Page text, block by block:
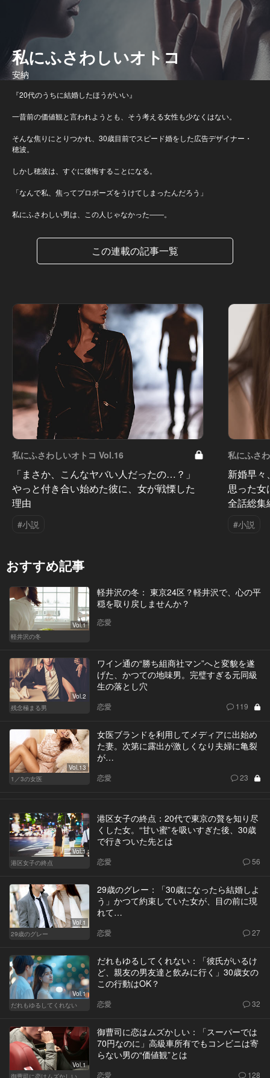
私にふさわしいオトコ
安納
『20代のうちに結婚したほうがいい』
一昔前の価値観と言われようとも、そう考える女性も少なくはない。
そんな焦りにとりつかれ、30歳目前でスピード婚をした広告デザイナー・
穂波。
しかし穂波は、すぐに後悔することになる。
「なんで私、焦ってプロポーズをうけてしまったんだろう」
私にふさわしい男は、この人じゃなかった――。
この連載の記事一覧
私にふさわしいオトコ Vol.16
「まさか、こんなヤバい人だったの…？」
やっと付き合い始めた彼に、女が戦慄した
理由
#小説
私にふさ
新婚早
思った
全話総集
#小説
おすすめ記事
Vol.1
軽井沢の冬
軽井沢の冬： 東京24区？軽井沢で、心の平
穏を取り戻しませんか？
恋愛
Vol.2
残念極まる男
ワイン通の“勝ち組商社マン”へと変貌を遂
げた、かつての地味男。完璧すぎる元同級
生の落とし穴
恋愛 119
Vol.13
1／3の女医
女医ブランドを利用してメディアに出始め
た妻。次第に露出が激しくなり夫婦に亀裂
が…
恋愛 23
Vol.1
港区女子の終点
港区女子の終点：20代で東京の贅を知り尽
くした女。“甘い蜜”を吸いすぎた後、30歳
で行きついた先とは
恋愛 56
Vol.1
29歳のグレー
29歳のグレー：「30歳になったら結婚しよ
う」かつて約束していた女が、目の前に現
れて…
恋愛 27
Vol.1
だれもゆるしてくれない
だれもゆるしてくれない：「彼氏がいるけ
ど、親友の男友達と飲みに行く」30歳女の
この行動はOK？
恋愛 32
Vol.1
御曹司に恋はムズかしい：「スーパーでは
70円なのに」高級車所有でもコンビニは寄
らない男の“価値観”とは
恋愛 128